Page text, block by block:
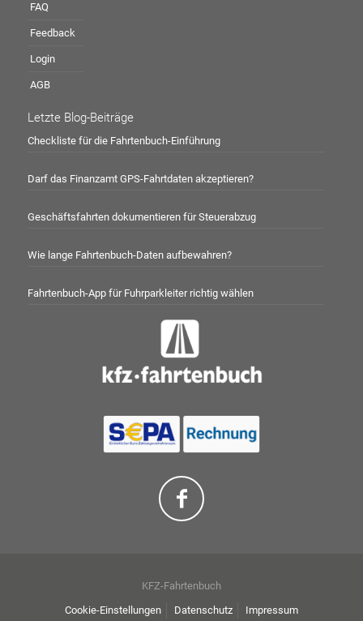
FAQ
Feedback
Login
AGB
Letzte Blog-Beiträge
Checkliste für die Fahrtenbuch-Einführung
Darf das Finanzamt GPS-Fahrtdaten akzeptieren?
Geschäftsfahrten dokumentieren für Steuerabzug
Wie lange Fahrtenbuch-Daten aufbewahren?
Fahrtenbuch-App für Fuhrparkleiter richtig wählen
KFZ-Fahrtenbuch
Cookie-Einstellungen
Datenschutz Impressum